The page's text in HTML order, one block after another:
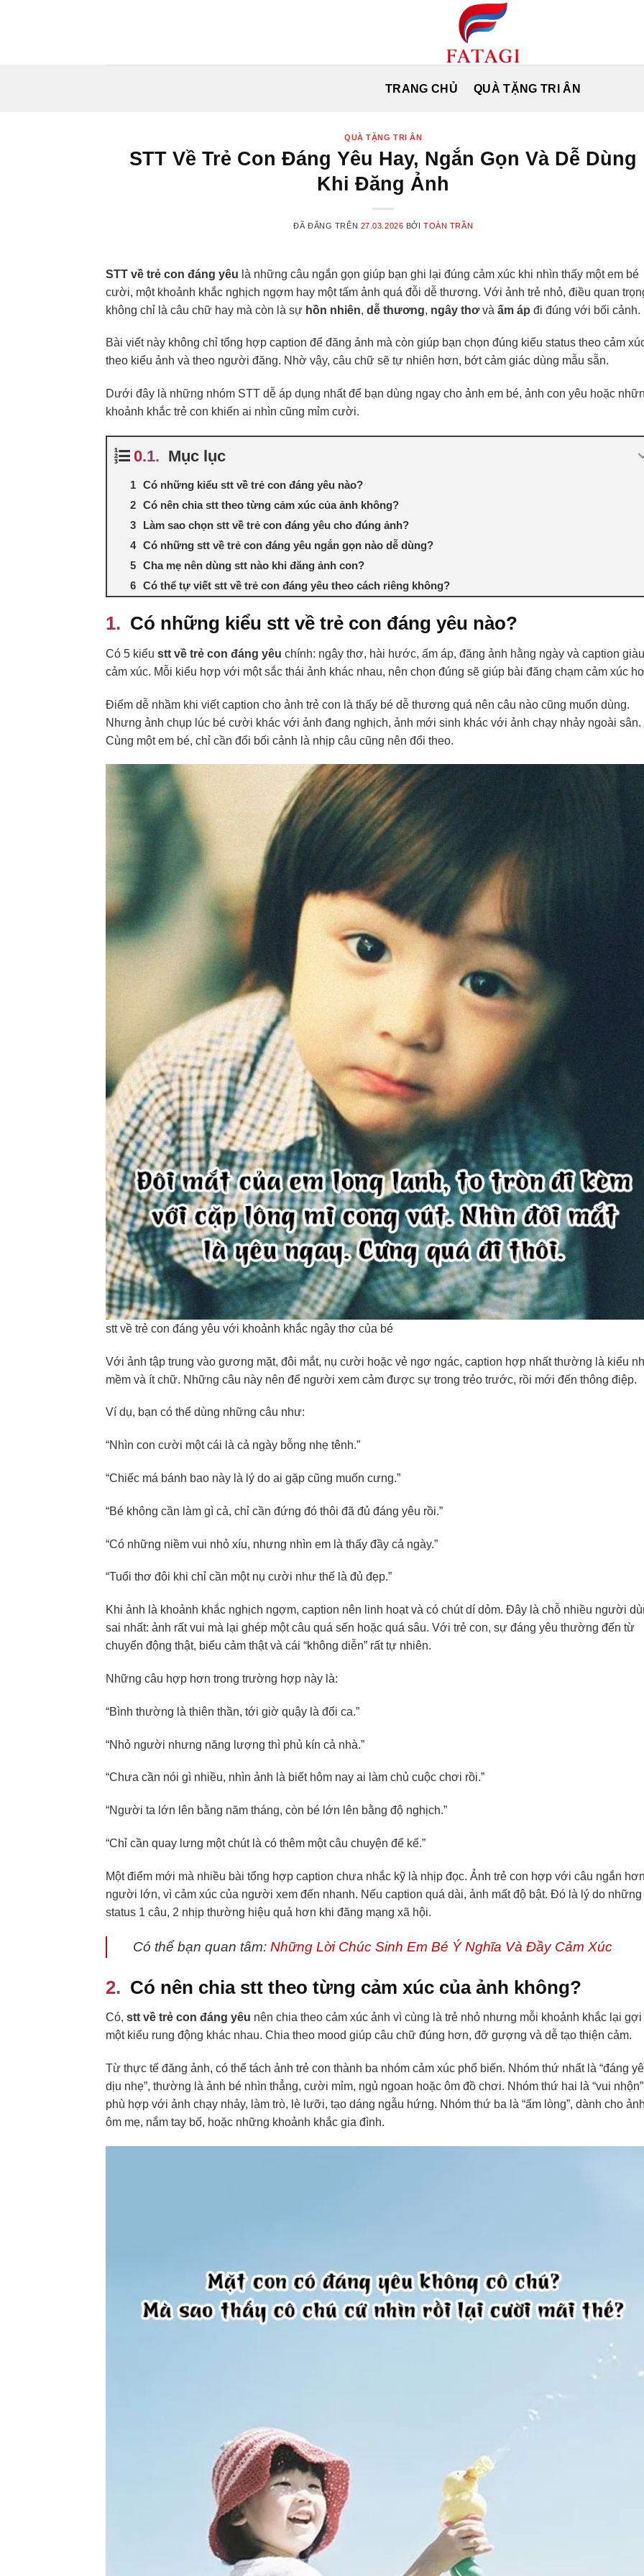
TRANG CHỦ QUÀ TẶNG TRI ÂN
QUÀ TẶNG TRI ÂN
STT Về Trẻ Con Đáng Yêu Hay, Ngắn Gọn Và Dễ Dùng
Khi Đăng Ảnh
ĐÃ ĐĂNG TRÊN 27.03.2026 BỞITOÀN TRẦN
STT về trẻ con đáng yêu là những câu ngắn gọn giúp bạn ghi lại đúng cảm xúc khi nhìn thấy một em bé
cười, một khoảnh khắc nghịch ngợm hay một tấm ảnh quá đỗi dễ thương. Với ảnh trẻ nhỏ, điều quan
không chỉ là câu chữ hay mà còn là sự hồn nhiên, dễ thương, ngây thơvà ấm áp đi đúng với bối cảnh.
Bài viết này không chỉ tổng hợp caption để đăng ảnh mà còn giúp bạn chọn đúng kiểu status theo cảm
theo kiểu ảnh và theo người đăng. Nhờ vậy, câu chữ sẽ tự nhiên hơn, bớt cảm giác dùng mẫu sẵn.
Dưới đây là những nhóm STT dễ áp dụng nhất để bạn dùng ngay cho ảnh em bé, ảnh con yêu hoặc
khoảnh khắc trẻ con khiến ai nhìn cũng mỉm cười.
Mục lục
Có những kiểu stt về trẻ con đáng yêu nào?
Có nên chia stt theo từng cảm xúc của ảnh không?
Làm sao chọn stt về trẻ con đáng yêu cho đúng ảnh?
Có những stt về trẻ con đáng yêu ngắn gọn nào dễ dùng?
Cha mẹ nên dùng stt nào khi đăng ảnh con?
Có thể tự viết stt về trẻ con đáng yêu theo cách riêng không?
Có những kiểu stt về trẻ con đáng yêu nào?
Có 5 kiểu stt về trẻ con đáng yêu chính: ngây thơ, hài hước, ấm áp, đăng ảnh hằng ngày và caption giàu
cảm xúc. Mỗi kiểu hợp với một sắc thái ảnh khác nhau, nên chọn đúng sẽ giúp bài đăng chạm cảm xúc
Điểm dễ nhầm khi viết caption cho ảnh trẻ con là thấy bé dễ thương quá nên câu nào cũng muốn dùng.
Nhưng ảnh chụp lúc bé cười khác với ảnh đang nghịch, ảnh mới sinh khác với ảnh chạy nhảy ngoài sân.
Cùng một em bé, chỉ cần đổi bối cảnh là nhịp câu cũng nên đổi theo.
stt về trẻ con đáng yêu với khoảnh khắc ngây thơ của bé
Với ảnh tập trung vào gương mặt, đôi mắt, nụ cười hoặc vẻ ngơ ngác, caption hợp nhất thường là kiểu
mềm và ít chữ. Những câu này nên để người xem cảm được sự trong trẻo trước, rồi mới đến thông điệp.
Ví dụ, bạn có thể dùng những câu như:
“Nhìn con cười một cái là cả ngày bỗng nhẹ tênh.”
“Chiếc má bánh bao này là lý do ai gặp cũng muốn cưng.”
“Bé không cần làm gì cả, chỉ cần đứng đó thôi đã đủ đáng yêu rồi.”
“Có những niềm vui nhỏ xíu, nhưng nhìn em là thấy đầy cả ngày.”
“Tuổi thơ đôi khi chỉ cần một nụ cười như thế là đủ đẹp.”
Khi ảnh là khoảnh khắc nghịch ngợm, caption nên linh hoạt và có chút dí dỏm. Đây là chỗ nhiều người
sai nhất: ảnh rất vui mà lại ghép một câu quá sến hoặc quá sâu. Với trẻ con, sự đáng yêu thường đến từ
chuyển động thật, biểu cảm thật và cái “không diễn” rất tự nhiên.
Những câu hợp hơn trong trường hợp này là:
“Bình thường là thiên thần, tới giờ quậy là đổi ca.”
“Nhỏ người nhưng năng lượng thì phủ kín cả nhà.”
“Chưa cần nói gì nhiều, nhìn ảnh là biết hôm nay ai làm chủ cuộc chơi rồi.”
“Người ta lớn lên bằng năm tháng, còn bé lớn lên bằng độ nghịch.”
“Chỉ cần quay lưng một chút là có thêm một câu chuyện để kể.”
Một điểm mới mà nhiều bài tổng hợp caption chưa nhắc kỹ là nhịp đọc. Ảnh trẻ con hợp với câu ngắn
người lớn, vì cảm xúc của người xem đến nhanh. Nếu caption quá dài, ảnh mất độ bật. Đó là lý do những
status 1 câu, 2 nhịp thường hiệu quả hơn khi đăng mạng xã hội.
Có thể bạn quan tâm: Những Lời Chúc Sinh Em Bé Ý Nghĩa Và Đầy Cảm Xúc
Có nên chia stt theo từng cảm xúc của ảnh không?
Có, stt về trẻ con đáng yêu nên chia theo cảm xúc ảnh vì cùng là trẻ nhỏ nhưng mỗi khoảnh khắc lại gợi
một kiểu rung động khác nhau. Chia theo mood giúp câu chữ đúng hơn, đỡ gượng và dễ tạo thiện cảm.
Từ thực tế đăng ảnh, có thể tách ảnh trẻ con thành ba nhóm cảm xúc phổ biến. Nhóm thứ nhất là “đáng
dịu nhẹ”, thường là ảnh bé nhìn thẳng, cười mỉm, ngủ ngoan hoặc ôm đồ chơi. Nhóm thứ hai là “vui
phù hợp với ảnh chạy nhảy, làm trò, lè lưỡi, tạo dáng ngẫu hứng. Nhóm thứ ba là “ấm lòng”, dành cho
ôm mẹ, nắm tay bố, hoặc những khoảnh khắc gia đình.